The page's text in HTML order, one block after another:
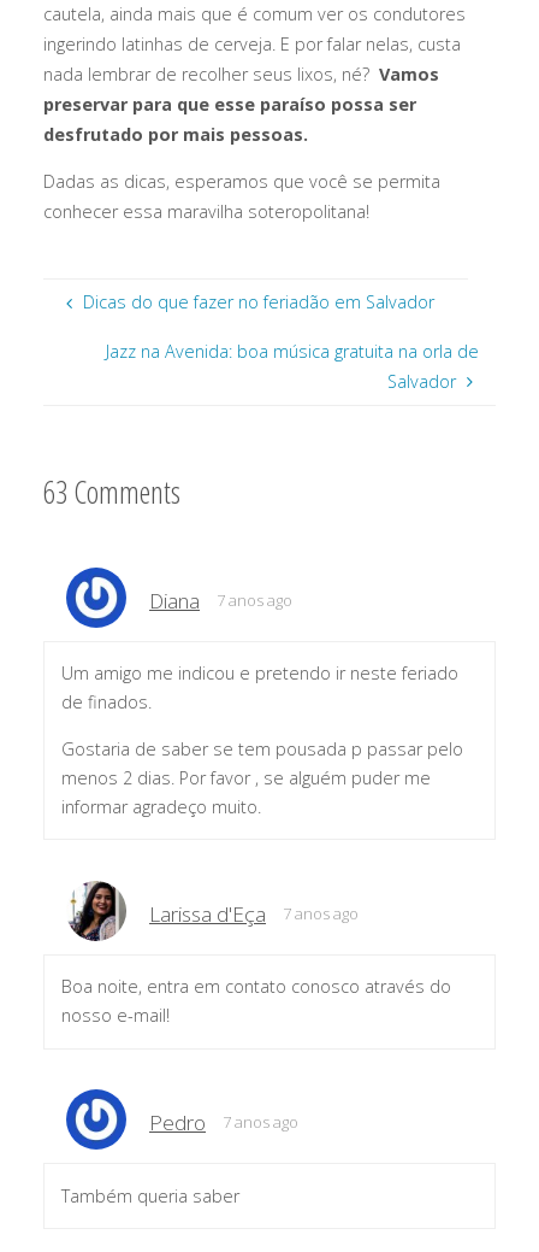
cautela, ainda mais que é comum ver os condutores
ingerindo latinhas de cerveja. E por falar nelas, custa
nada lembrar de recolher seus lixos, né? Vamos
preservar para que esse paraíso possa ser
desfrutado por mais pessoas.
Dadas as dicas, esperamos que você se permita
conhecer essa maravilha soteropolitana!
Dicas do que fazer no feriadão em Salvador
Jazz na Avenida: boa música gratuita na orla de
Salvador
63 Comments
Diana 7 anos ago
Um amigo me indicou e pretendo ir neste feriado
de finados.
Gostaria de saber se tem pousada p passar pelo
menos 2 dias. Por favor , se alguém puder me
informar agradeço muito.
Larissa d'Eça 7 anos ago
Boa noite, entra em contato conosco através do
nosso e-mail!
Pedro 7 anos ago
Também queria saber